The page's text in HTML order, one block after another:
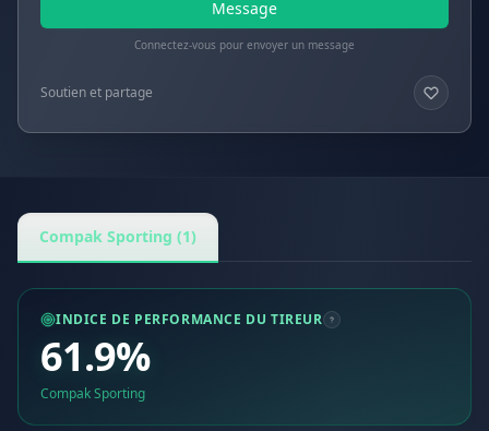
Message
Connectez-vous pour envoyer un message
Soutien et partage
Compak Sporting (1)
INDICE DE PERFORMANCE DU TIREUR
61.9%
Compak Sporting